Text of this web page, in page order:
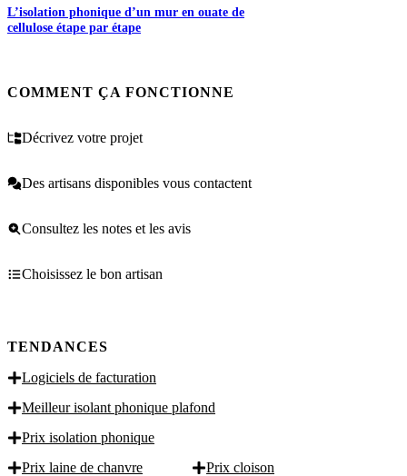
L’isolation phonique d’un mur en ouate de
cellulose étape par étape
COMMENT ÇA FONCTIONNE
Décrivez votre projet
Des artisans disponibles vous contactent
Consultez les notes et les avis
Choisissez le bon artisan
TENDANCES
Logiciels de facturation
Meilleur isolant phonique plafond
Prix isolation phonique
Prix laine de chanvre
Prix cloison